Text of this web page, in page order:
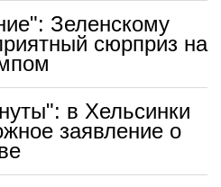
Зеленскому
сюрприз на
в Хельсинки
заявление о